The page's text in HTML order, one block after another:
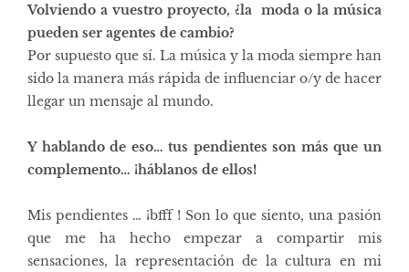
Volviendo a vuestro proyecto, ¿la moda o la música
pueden ser agentes de cambio?
Por supuesto que sí. La música y la moda siempre han
sido la manera más rápida de influenciar o/y de hacer
llegar un mensaje al mundo.
Y hablando de eso… tus pendientes son más que un
complemento… ¡háblanos de ellos!
Mis pendientes … ¡bfff ! Son lo que siento, una pasión
que me ha hecho empezar a compartir mis
sensaciones, la representación de la cultura en mi